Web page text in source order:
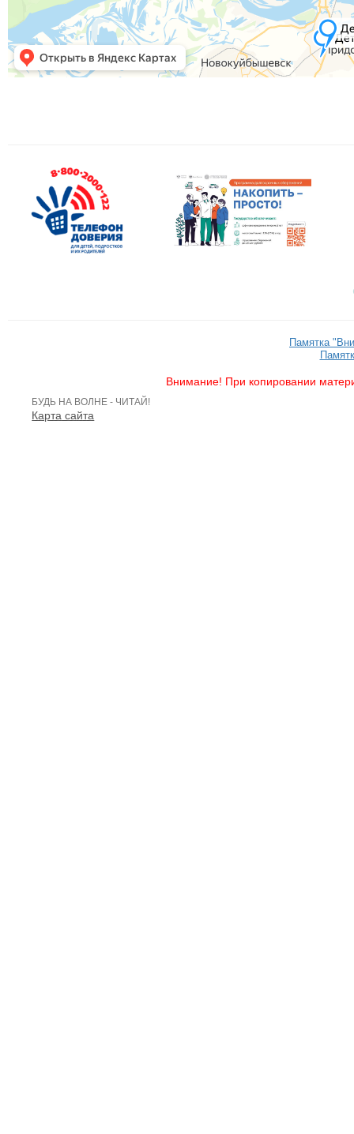
Памятка
Внимание! При копировании
БУДЬ НА ВОЛНЕ - ЧИТАЙ!
Карта сайта